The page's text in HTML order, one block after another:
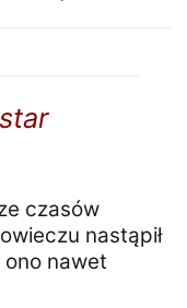
czasów
nastąpił
ono nawet